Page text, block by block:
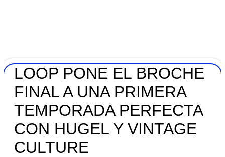
LOOP PONE EL BROCHE
FINAL A UNA PRIMERA
TEMPORADA PERFECTA
CON HUGEL Y VINTAGE
CULTURE